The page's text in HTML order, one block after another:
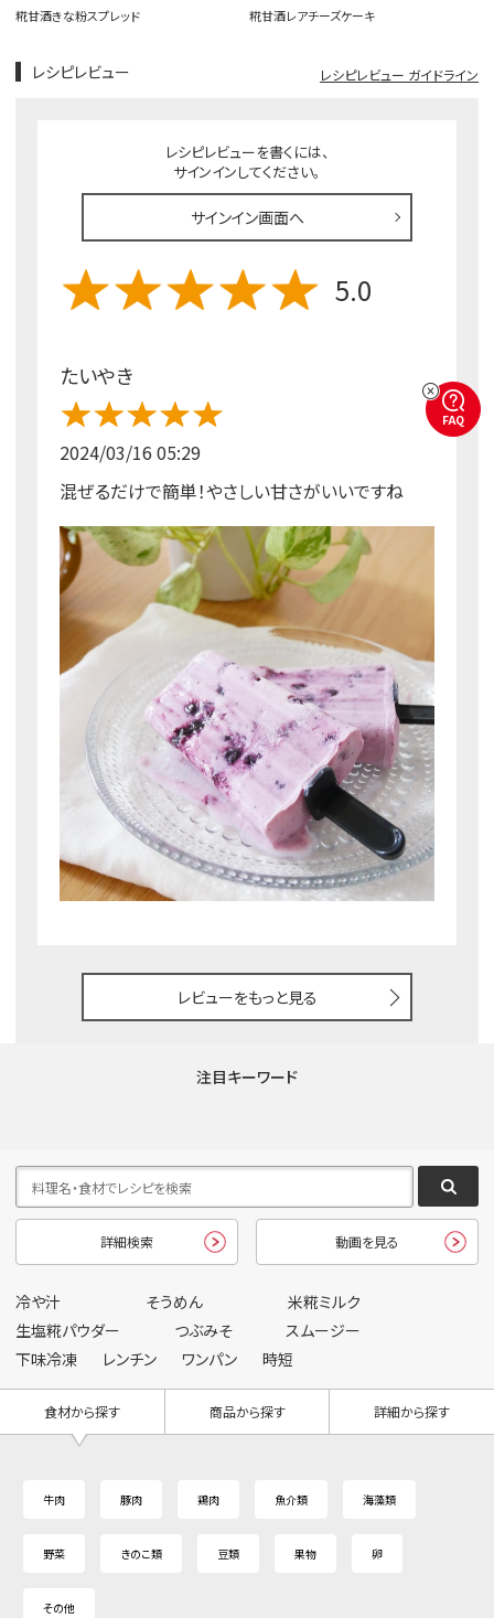
糀甘酒きな粉スプレッド 糀甘酒レアチーズケーキ
レシピレビュー レシピレビュー ガイドライン
レシピレビューを書くには、
サインインしてください。
サインイン画面へ
5.0
たいやき
2024/03/16 05:29
混ぜるだけで簡単！やさしい甘さがいいですね
レビューをもっと見る
注目キーワード
詳細検索 動画を見る
冷や汁 そうめん
米糀ミルク
生塩糀パウダー
つぶみそ
スムージー
下味冷凍
レンチン ワンパン 時短
食材から探す 商品から探す 詳細から探す
牛肉 豚肉 鶏肉 魚介類 海藻類
野菜 きのこ類 豆類 果物 卵
その他
FAQ